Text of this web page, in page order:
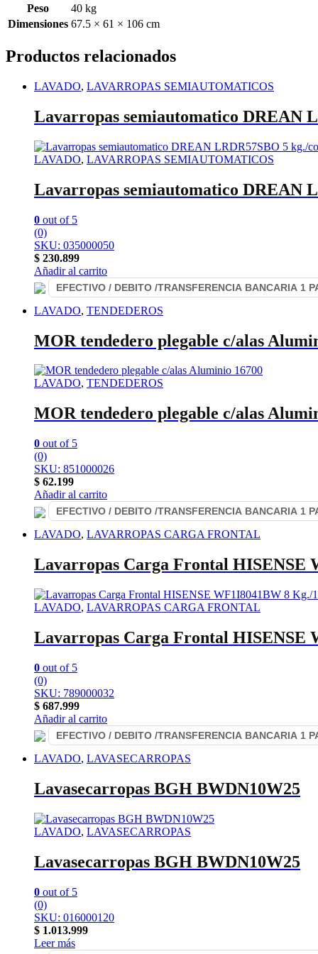
Peso
40 kg
Dimensiones 67.5 × 61 × 106 cm
Productos relacionados
LAVADO, LAVARROPAS SEMIAUTOMATICOS
Lavarropas semiautomatico DREAN
LAVADO, LAVARROPAS SEMIAUTOMATICOS
Lavarropas semiautomatico DREAN
0 out of 5
(0)
SKU: 035000050
$ 230.899
Añadir al carrito
LAVADO, TENDEDEROS
MOR tendedero plegable c/alas
LAVADO, TENDEDEROS
MOR tendedero plegable c/alas
0 out of 5
(0)
SKU: 851000026
$ 62.199
Añadir al carrito
LAVADO, LAVARROPAS CARGA FRONTAL
Lavarropas Carga Frontal HISENSE
LAVADO, LAVARROPAS CARGA FRONTAL
Lavarropas Carga Frontal HISENSE
0 out of 5
(0)
SKU: 789000032
$ 687.999
Añadir al carrito
LAVADO, LAVASECARROPAS
Lavasecarropas BGH BWDN10W25
LAVADO, LAVASECARROPAS
Lavasecarropas BGH BWDN10W25
0 out of 5
(0)
SKU: 016000120
$ 1.013.999
Leer más